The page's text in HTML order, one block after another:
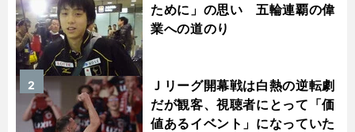
ために」の思い 五輪連覇の偉
業への道のり
Ｊリーグ開幕戦は白熱の逆転劇
だが観客、視聴者にとって「価
値あるイベント」になっていた
2